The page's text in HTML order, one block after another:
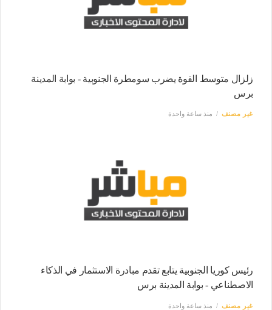
زلزال متوسط القوة يضرب سومطرة الجنوبية - بوابة المدينة
برس
غير مصنف منذ ساعة واحدة
رئيس كوريا الجنوبية يتابع تقدم مبادرة الاستثمار في الذكاء
الاصطناعي - بوابة المدينة برس
غير مصنف منذ ساعة واحدة